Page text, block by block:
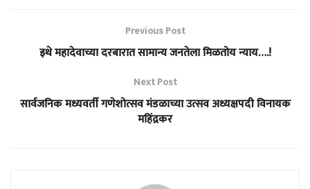
Previous Post
इथे महादेवाच्या दरबारात सामान्य जनतेला मिळतोय न्याय….!
Next Post
सार्वजनिक मध्यवर्ती गणेशोत्सव मंडळाच्या उत्सव अध्यक्षपदी विनायक
महिंद्रकर